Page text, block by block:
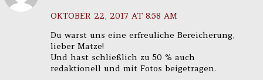
OKTOBER 22, 2017 AT 8:58 AM
Du warst uns eine erfreuliche Bereicherung,
lieber Matze!
Und hast schließlich zu 50 % auch
redaktionell und mit Fotos beigetragen.